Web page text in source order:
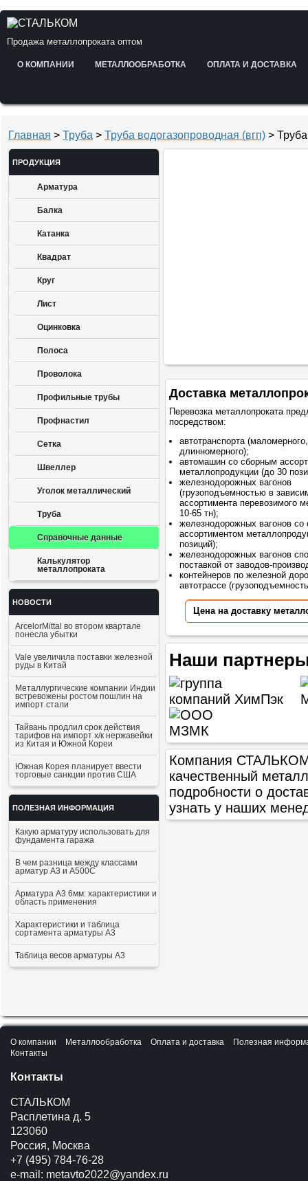
Продажа металлопроката оптом
О КОМПАНИИ МЕТАЛЛООБРАБОТКА ОПЛАТА И ДОСТАВКА
Главная > Труба > Труба водогазопроводная (вгп) >
ПРОДУКЦИЯ
Арматура
Балка
Катанка
Квадрат
Круг
Лист
Оцинковка
Полоса
Проволока
Профильные трубы
Профнастил
Сетка
Швеллер
Уголок металлический
Труба
Справочные данные
Калькулятор
металлопроката
НОВОСТИ
ArcelorMittal во втором квартале
понесла убытки
Vale увеличила поставки железной
руды в Китай
Металлургические компании Индии
встревожены ростом пошлин на
импорт стали
Тайвань продлил срок действия
тарифов на импорт х/к нержавейки
из Китая и Южной Кореи
Южная Корея планирует ввести
торговые санкции против США
ПОЛЕЗНАЯ ИНФОРМАЦИЯ
Какую арматуру использовать для
фундамента гаража
В чем разница между классами
арматур А3 и А500С
Арматура А3 6мм: характеристики и
область применения
Характеристики и таблица
сортамента арматуры А3
Таблица весов арматуры А3
Доставка
Перевозка металлопроката
посредством:
автотранспорта (маломерного,
длинномерного);
автомашин со сборным
металлопродукции (до 30
железнодорожных вагонов
(грузоподъемностью в
ассортимента перевозимого
10-65 тн);
железнодорожных вагонов со
ассортиментом
позиций);
железнодорожных вагонов
поставкой от заводов-
контейнеров по железной
автотрассе
Цена на доставку
Наши
Компания СТАЛЬКОМ
качественный
подробности о
узнать у наших
О компании Металлообработка Оплата и доставка
Полезная
Контакты
Контакты
СТАЛЬКОМ
Расплетина д. 5
123060
Россия, Москва
+7 (495) 784-76-28
e-mail: metavto2022@yandex.ru